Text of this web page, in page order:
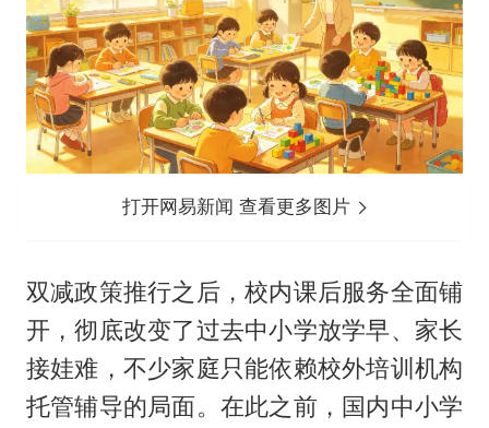
打开网易新闻 查看更多图片
双减政策推行之后，校内课后服务全面铺
开，彻底改变了过去中小学放学早、家长
接娃难，不少家庭只能依赖校外培训机构
托管辅导的局面。在此之前，国内中小学